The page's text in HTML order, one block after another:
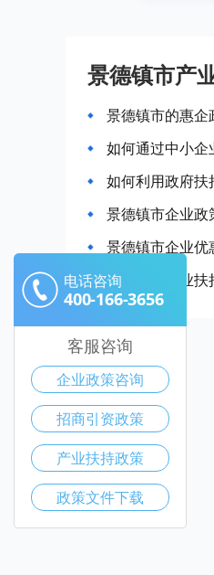
景德镇市产
景德镇市的惠企
如何通过中小企
如何利用政府扶
景德镇市企业政
景德镇市企业优
如何通过企业扶
电话咨询
400-166-3656
客服咨询
企业政策咨询
招商引资政策
产业扶持政策
政策文件下载